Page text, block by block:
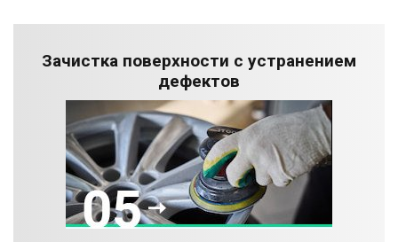
Зачистка поверхности с устранением
дефектов